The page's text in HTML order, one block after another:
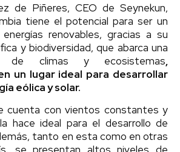
de Piñeres, CEO de Seynekun,
tiene el potencial para ser un
renovables, gracias a su
y biodiversidad, que abarca una
de climas y ecosistemas,
un lugar ideal para desarrollar
eólica y solar.
cuenta con vientos constantes y
hace ideal para el desarrollo de
tanto en esta como en otras